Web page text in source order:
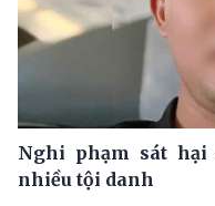
Nghi phạm sát
nhiều tội danh